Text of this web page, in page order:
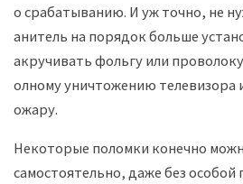
о срабатыванию. И уж точно, не
анитель на порядок больше
акручивать фольгу или проволоку
олномууничтожению телевизора
ожару.
Некоторые поломки конечно
самостоятельно, даже без